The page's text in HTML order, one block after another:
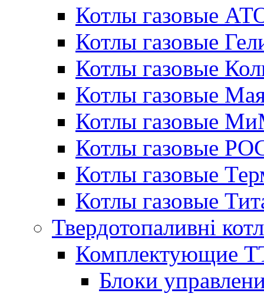
Котлы газовые
Котлы газовые
Котлы газовые
Котлы газовые
Котлы газовые
Котлы газовые
Котлы газовые
Котлы газовые
Твердотопаливні
Комплектующие
Блоки